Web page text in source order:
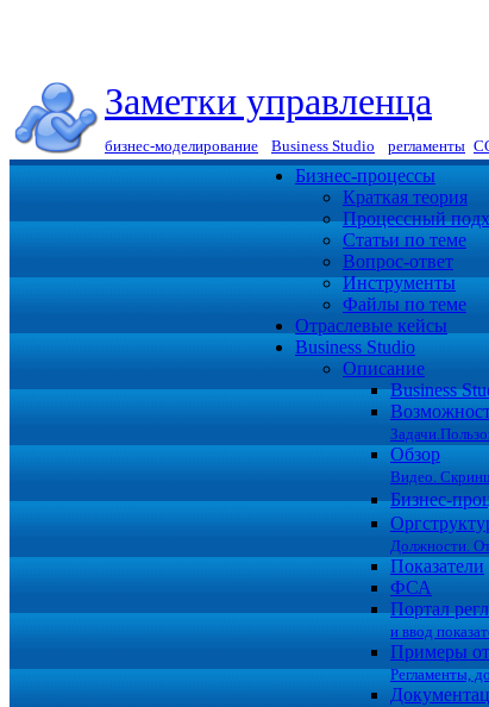
Заметки управленца
бизнес-моделирование Business Studio регламенты
Бизнес-процессы
Краткая теория
Процессный
Статьи по теме
Вопрос-ответ
Инструменты
Файлы по теме
Отраслевые кейсы
Business Studio
Описание
Business
Обзор
Видео.
Бизнес-
Должности.
Показатели
ФСА
Портал
и ввод
Примеры
Регламенты,